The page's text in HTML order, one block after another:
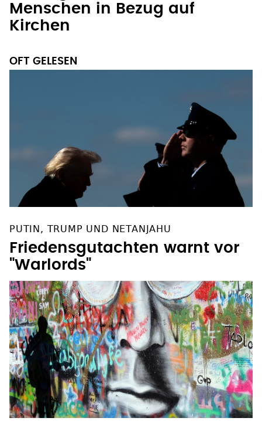
Menschen in Bezug auf
Kirchen
OFT GELESEN
PUTIN, TRUMP UND NETANJAHU
Friedensgutachten warnt vor
"Warlords"